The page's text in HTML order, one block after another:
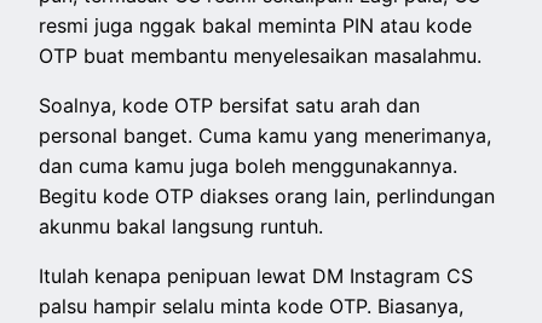
resmi juga nggak bakal meminta PIN atau kode
OTP buat membantu menyelesaikan masalahmu.
Soalnya, kode OTP bersifat satu arah dan
personal banget. Cuma kamu yang menerimanya,
dan cuma kamu juga boleh menggunakannya.
Begitu kode OTP diakses orang lain, perlindungan
akunmu bakal langsung runtuh.
Itulah kenapa penipuan lewat DM Instagram CS
palsu hampir selalu minta kode OTP. Biasanya,